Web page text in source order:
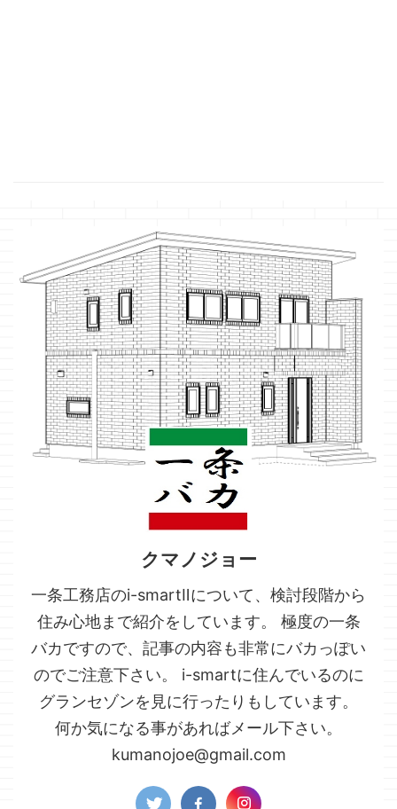
クマノジョー
一条工務店のi-smartⅡについて、検討段階から
住み心地まで紹介をしています。 極度の一条
バカですので、記事の内容も非常にバカっぽい
のでご注意下さい。 i-smartに住んでいるのに
グランセゾンを見に行ったりもしています。
何か気になる事があればメール下さい。
kumanojoe@gmail.com